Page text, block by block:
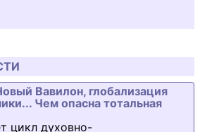
Вавилон, глобализация
Чем опасна тотальная
цикл духовно-